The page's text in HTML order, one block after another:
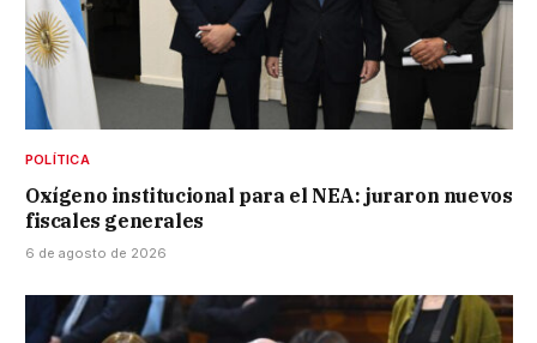
POLÍTICA
Oxígeno institucional para el NEA: juraron nuevos
fiscales generales
6 de agosto de 2026